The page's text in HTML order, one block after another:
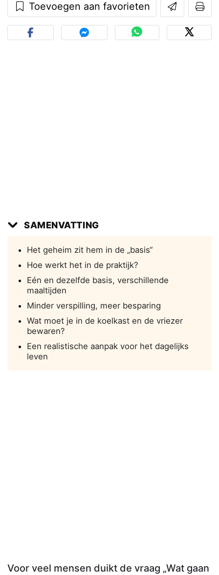
Toevoegen aan favorieten
SAMENVATTING
Het geheim zit hem in de „basis“
Hoe werkt het in de praktijk?
Eén en dezelfde basis, verschillende
maaltijden
Minder verspilling, meer besparing
Wat moet je in de koelkast en de vriezer
bewaren?
Een realistische aanpak voor het dagelijks
leven
Voor veel mensen duikt de vraag „Wat gaan